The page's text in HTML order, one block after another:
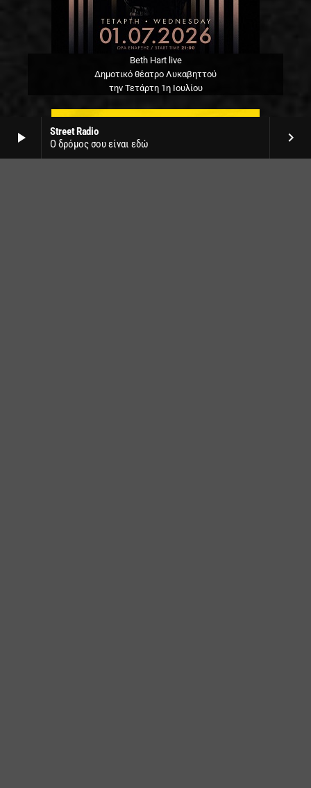
play_arrow
Street Radio
Ο δρόμος σου είναι εδώ
keyboard_arrow_right
Beth Hart live
Δημοτικό θέατρο Λυκαβηττού
την Τετάρτη 1η Ιουλίου